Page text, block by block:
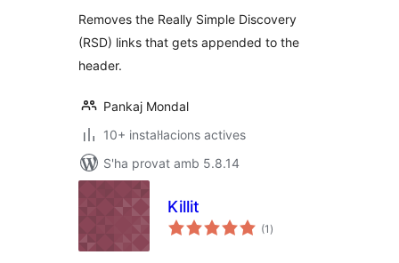
Removes the Really Simple Discovery
(RSD) links that gets appended to the
header.
Pankaj Mondal
10+ instal·lacions actives
S'ha provat amb 5.8.14
Killit
(1 puntuacions
totals
)